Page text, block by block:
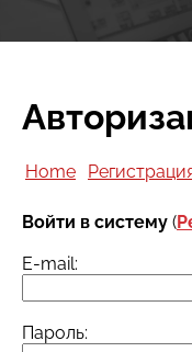
Home
Войти в систему (
E-mail:
Пароль: